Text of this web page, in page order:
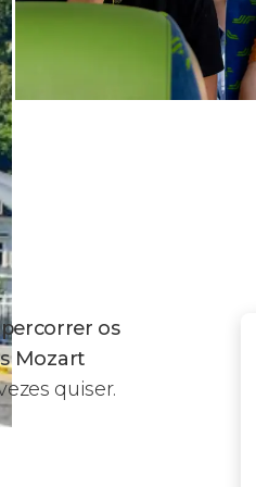
os
Mozart
quiser.